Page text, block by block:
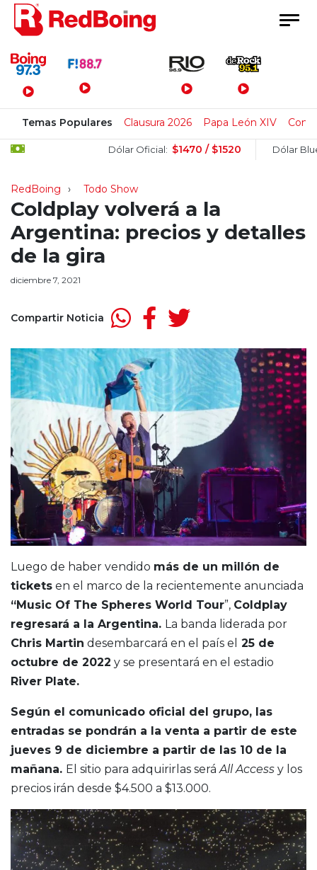
Menú Principal
Temas Populares Clausura 2026 Papa León XIV
Dólar Oficial: $1470 / $1520 Dólar Blue:
RedBoing Todo Show
Coldplay volverá a la
Argentina: precios y detalles
de la gira
diciembre 7, 2021
Compartir Noticia
Luego de haber vendido más de un millón de
tickets en el marco de la recientemente anunciada
“Music Of The Spheres World Tour”, Coldplay
regresará a la Argentina. La banda liderada por
Chris Martin desembarcará en el país el 25 de
octubre de 2022 y se presentará en el estadio
River Plate.
Según el comunicado oficial del grupo, las
entradas se pondrán a la venta a partir de este
jueves 9 de diciembre a partir de las 10 de la
mañana. El sitio para adquirirlas seráAll Access y los
precios irán desde $4.500 a $13.000.